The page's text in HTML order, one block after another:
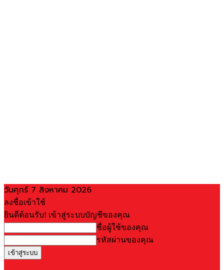
วันศุกร์ 7 สิงหาคม 2026
ลงชื่อเข้าใช้
ยินดีต้อนรับ! เข้าสู่ระบบบัญชีของคุณ
ชื่อผู้ใช้ของคุณ
รหัสผ่านของคุณ